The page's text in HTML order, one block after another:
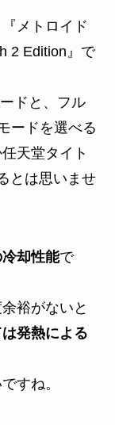
メトロイド
2 Edition』で
ドと、フル
ードを選べる
天堂タイト
とは思いませ
却性能で
裕がないと
発熱による
すね。